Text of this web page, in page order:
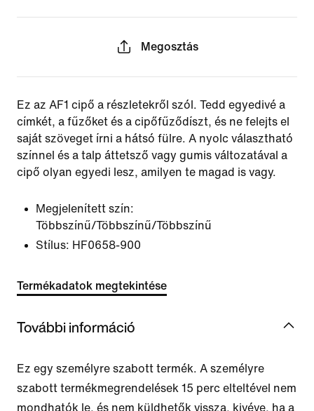
Megosztás
Ez az AF1 cipő a részletekről szól. Tedd egyedivé a
címkét, a fűzőket és a cipőfűződíszt, és ne felejts el
saját szöveget írni a hátsó fülre. A nyolc választható
színnel és a talp áttetsző vagy gumis változatával a
cipő olyan egyedi lesz, amilyen te magad is vagy.
Megjelenített szín:
Többszínű/Többszínű/Többszínű
Stílus: HF0658-900
Termékadatok megtekintése
További információ
Ez egy személyre szabott termék. A személyre
szabott termékmegrendelések 15 perc elteltével nem
mondhatók le, és nem küldhetők vissza, kivéve, ha a